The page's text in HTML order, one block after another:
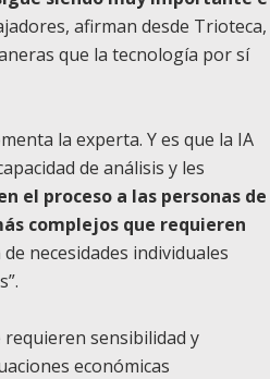
afirman desde Trioteca,
que la tecnología por sí
la experta. Y es que la IA
de análisis y les
el proceso a las personas de
complejos que requieren
necesidades individuales
sensibilidad y
económicas